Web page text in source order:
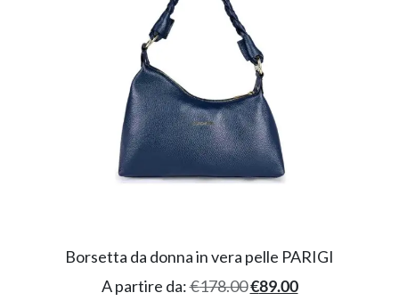
Borsetta da donna in vera pelle PARIGI
A partire da:€178.00€89.00